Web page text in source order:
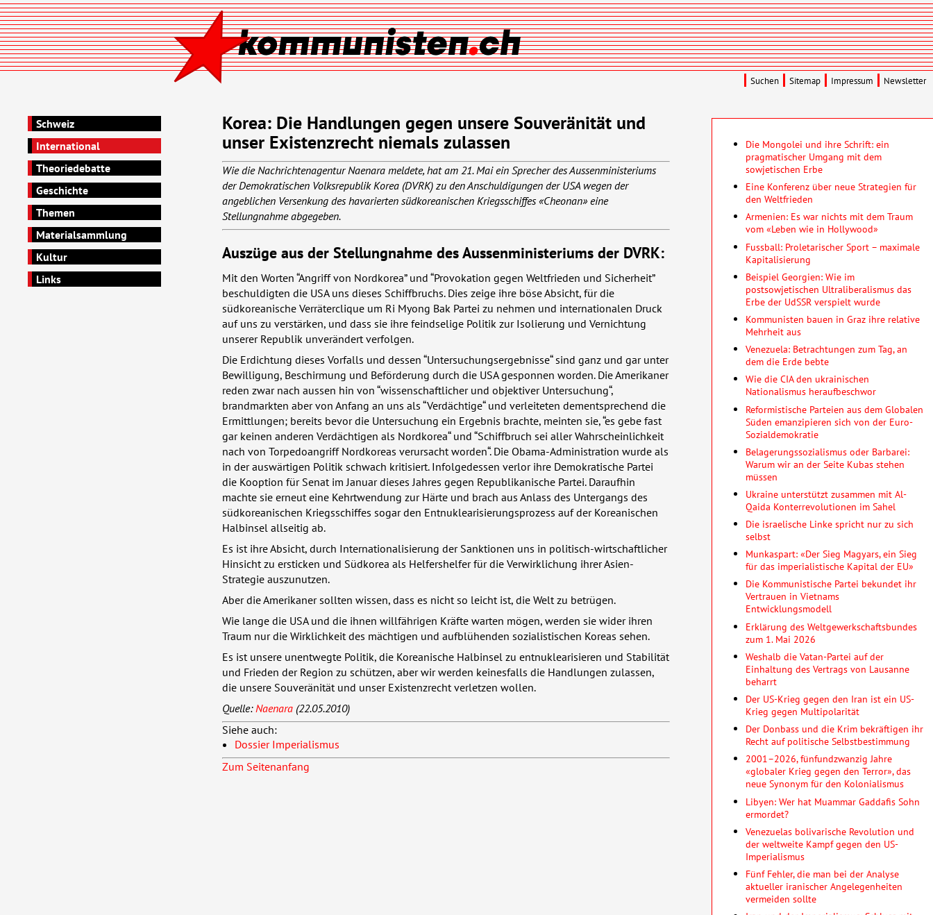
Schweiz
International
Theoriedebatte
Geschichte
Themen
Materialsammlung
Kultur
Links
Korea: Die Handlungen gegen unsere Souveränität und
unser Existenzrecht niemals zulassen
Wie die Nachrichtenagentur Naenara meldete, hat am 21. Mai ein Sprecher des Aussenministeriums
der Demokratischen Volksrepublik Korea (DVRK) zu den Anschuldigungen der USA wegen der
angeblichen Versenkung des havarierten südkoreanischen Kriegsschiffes «Cheonan» eine
Stellungnahme abgegeben.
Auszüge aus der Stellungnahme des Aussenministeriums der DVRK:
Mit den Worten “Angriff von Nordkorea” und “Provokation gegen Weltfrieden und Sicherheit”
beschuldigten die USAuns dieses Schiffbruchs. Dies zeige ihre böse Absicht, für die
südkoreanische Verräterclique um Ri Myong Bak Partei zu nehmen und internationalen Druck
auf uns zu verstärken, und dass sie ihre feindselige Politik zur Isolierung und Vernichtung
unserer Republik unverändert verfolgen.
Die Erdichtung dieses Vorfalls und dessen “Untersuchungsergebnisse“ sind ganz und gar unter
Bewilligung, Beschirmung und Beförderung durch die USAgesponnen worden. Die Amerikaner
reden zwar nach aussen hin von “wissenschaftlicher und objektiver Untersuchung“,
brandmarkten aber von Anfang an uns als “Verdächtige“ und verleiteten dementsprechend die
Ermittlungen; bereits bevor die Untersuchung ein Ergebnis brachte, meinten sie, “es gebe fast
gar keinen anderen Verdächtigen als Nordkorea“ und “Schiffbruch sei aller Wahrscheinlichkeit
nach von Torpedoangriff Nordkoreas verursacht worden“. Die Obama-Administration wurde als
in der auswärtigen Politik schwach kritisiert. Infolgedessen verlor ihre Demokratische Partei
die Kooption für Senat im Januar dieses Jahres gegen Republikanische Partei. Daraufhin
machte sie erneut eine Kehrtwendung zur Härte und brach aus Anlass des Untergangs des
südkoreanischen Kriegsschiffes sogar den Entnuklearisierungsprozess auf der Koreanischen
Halbinsel allseitig ab.
Es ist ihre Absicht, durch Internationalisierung der Sanktionen uns in politisch-wirtschaftlicher
Hinsicht zu ersticken und Südkorea als Helfershelfer für die Verwirklichung ihrer Asien-
Strategie auszunutzen.
Aber die Amerikaner sollten wissen, dass es nicht so leicht ist, die Welt zu betrügen.
Wie lange die USAund die ihnen willfährigen Kräfte warten mögen, werden sie wider ihren
Traum nur die Wirklichkeit des mächtigen und aufblühenden sozialistischen Koreas sehen.
Es ist unsere unentwegte Politik, die Koreanische Halbinsel zu entnuklearisieren und Stabilität
und Frieden der Region zu schützen, aber wir werden keinesfalls die Handlungen zulassen,
die unsere Souveränität und unser Existenzrecht verletzen wollen.
Quelle:Naenara (22.05.2010)
Siehe auch:
Dossier Imperialismus
Zum Seitenanfang
Die Mongolei und ihre Schrift: ein
pragmatischer Umgang mit dem
sowjetischen Erbe
Eine Konferenz über neue Strategien für
den Weltfrieden
Armenien: Es war nichts mit dem Traum
vom «Leben wie in Hollywood»
Fussball: Proletarischer Sport – maximale
Kapitalisierung
Beispiel Georgien: Wie im
postsowjetischen Ultraliberalismus das
Erbe der UdSSR verspielt wurde
Kommunisten bauen in Graz ihre relative
Mehrheit aus
Venezuela: Betrachtungen zum Tag, an
dem die Erde bebte
Wie die CIA den ukrainischen
Nationalismus heraufbeschwor
Reformistische Parteien aus dem Globalen
Süden emanzipieren sich von der Euro-
Sozialdemokratie
Belagerungssozialismus oder Barbarei:
Warum wir an der Seite Kubas stehen
müssen
Ukraine unterstützt zusammen mit Al-
Qaida Konterrevolutionen im Sahel
Die israelische Linke spricht nur zu sich
selbst
Munkaspart: «Der Sieg Magyars, ein Sieg
für das imperialistische Kapital der EU»
Die Kommunistische Partei bekundet ihr
Vertrauen in Vietnams
Entwicklungsmodell
Erklärung des Weltgewerkschaftsbundes
zum 1. Mai 2026
Weshalb die Vatan-Partei auf der
Einhaltung des Vertrags von Lausanne
beharrt
Der US-Krieg gegen den Iran ist ein US-
Krieg gegen Multipolarität
Der Donbass und die Krim bekräftigen ihr
Recht auf politische Selbstbestimmung
2001–2026, fünfundzwanzig Jahre
«globaler Krieg gegen den Terror», das
neue Synonym für den Kolonialismus
Libyen: Wer hat Muammar Gaddafis Sohn
ermordet?
Venezuelas bolivarische Revolution und
der weltweite Kampf gegen den US-
Imperialismus
Fünf Fehler, die man bei der Analyse
aktueller iranischer Angelegenheiten
vermeiden sollte
Suchen Sitemap Impressum Newsletter